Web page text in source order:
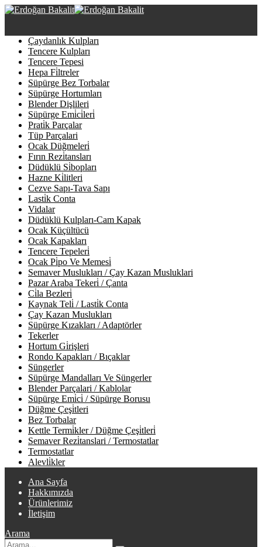
Çaydanlık Kulpları
Tencere Kulpları
Tencere Tepesi
Hepa Fi̇ltreler
Süpürge Bez Torbalar
Süpürge Hortumları
Blender Dişlileri
Süpürge Emi̇ci̇leri̇
Prati̇k Parçalar
Tüp Parçalari
Ocak Düğmeleri̇
Fırın Rezi̇tansları
Düdüklü Si̇bopları
Hazne Ki̇litleri
Cezve Sapı-Tava Sapı
Lasti̇k Conta
Vidalar
Düdüklü Kulpları-Cam Kapak
Ocak Küçültücü
Ocak Kapakları
Tencere Tepeleri̇
Ocak Pi̇po Ve Memesi̇
Semaver Muslukları / Çay Kazan Musluklari
Pazar Araba Tekeri̇ / Çanta
Ci̇la Bezleri̇
Kaynak Teli̇ / Lasti̇k Conta
Çay Kazan Muslukları
Süpürge Kızakları / Adaptörler
Tekerler
Hortum Gi̇rişleri
Rondo Kapakları / Bıçaklar
Süngerler
Süpürge Mandalları Ve Süngerler
Blender Parçalari / Kablolar
Süpürge Emi̇ci̇ / Süpürge Borusu
Düğme Çeşi̇tleri
Bez Torbalar
Kettle Termi̇kler / Düğme Çeşi̇tleri̇
Semaver Rezi̇tanslari / Termostatlar
Termostatlar
Alevli̇kler
Ana Sayfa
Hakkımızda
Ürünlerimiz
İletişim
Arama